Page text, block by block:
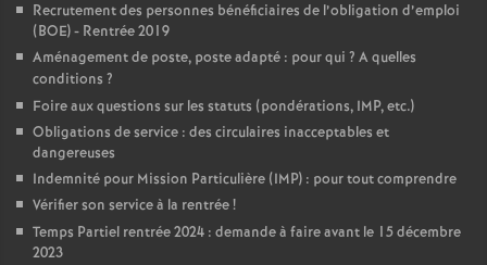
Recrutement des personnes bénéficiaires de l’obligation d’emploi
(BOE) - Rentrée 2019
Aménagement de poste, poste adapté : pour qui ? A quelles
conditions ?
Foire aux questions sur les statuts (pondérations, IMP, etc.)
Obligations de service : des circulaires inacceptables et
dangereuses
Indemnité pour Mission Particulière (IMP) : pour tout comprendre
Vérifier son service à la rentrée!
Temps Partiel rentrée 2024 : demande à faire avant le 15 décembre
2023